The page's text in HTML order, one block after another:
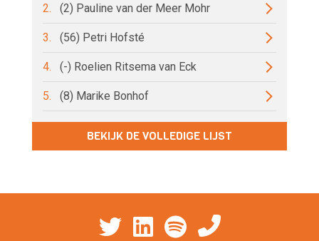
2. (2) Pauline van der Meer Mohr
3. (56) Petri Hofsté
4. (-) Roelien Ritsema van Eck
5. (8) Marike Bonhof
BEKIJK DE VOLLEDIGE LIJST